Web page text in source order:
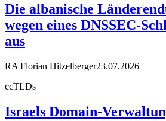
Die albanische
wegen eines DNSSEC-
aus
RA Florian Hitzelberger23.07.2026
ccTLDs
Israels Domain-